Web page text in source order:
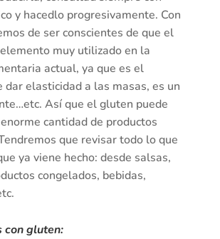
y hacedlo progresivamente. Con
de ser conscientes de que el
muy utilizado en la
actual, ya que es el
dar elasticidad a las masas, es un
Así que el gluten puede
cantidad de productos
que revisar todo lo que
ya viene hecho: desde salsas,
congelados, bebidas,
con gluten: